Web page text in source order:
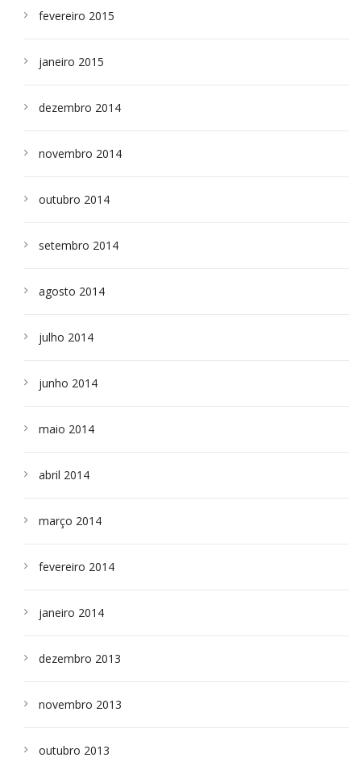
fevereiro 2015
janeiro 2015
dezembro 2014
novembro 2014
outubro 2014
setembro 2014
agosto 2014
julho 2014
junho 2014
maio 2014
abril 2014
março 2014
fevereiro 2014
janeiro 2014
dezembro 2013
novembro 2013
outubro 2013